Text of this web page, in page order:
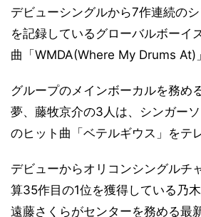
デビューシングルから7作連続の
を記録しているグローバルボーイ
曲「WMDA(Where My Drums At)
グループのメインボーカルを務め
夢、藤牧京介の3人は、シンガー
のヒット曲「ベテルギウス」をテ
デビューからオリコンシングルチ
算35作目の1位を獲得している乃
遠藤さくらがセンターを務める最